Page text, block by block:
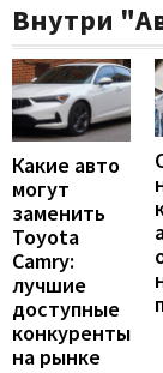
Внутри
Какие авто
могут
заменить
Toyota
Camry:
лучшие
доступные
конкуренты
на рынке